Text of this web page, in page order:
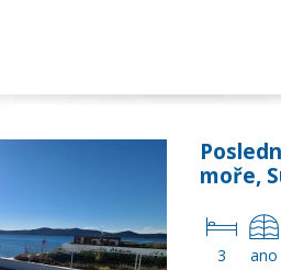
moře,
3 ano